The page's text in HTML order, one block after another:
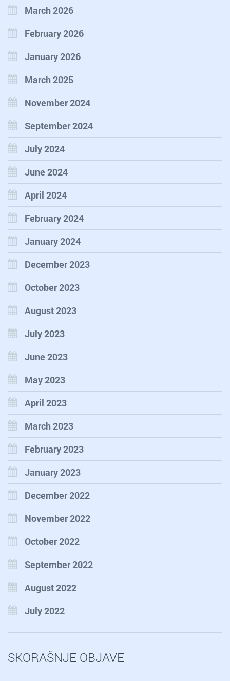
March 2026
February 2026
January 2026
March 2025
November 2024
September 2024
July 2024
June 2024
April 2024
February 2024
January 2024
December 2023
October 2023
August 2023
July 2023
June 2023
May 2023
April 2023
March 2023
February 2023
January 2023
December 2022
November 2022
October 2022
September 2022
August 2022
July 2022
SKORAŠNJE OBJAVE